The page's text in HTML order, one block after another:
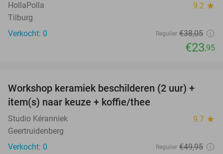
HollaPolla 9.2 star
Tilburg
Verkocht: 0
Regulier €38,05
€23,95
43%
TODAY
Workshop keramiek beschilderen (2 uur) +
item(s) naar keuze + koffie/thee
Studio Kéranniek 9.7 star
Geertruidenberg
Verkocht: 0
Regulier €49,95